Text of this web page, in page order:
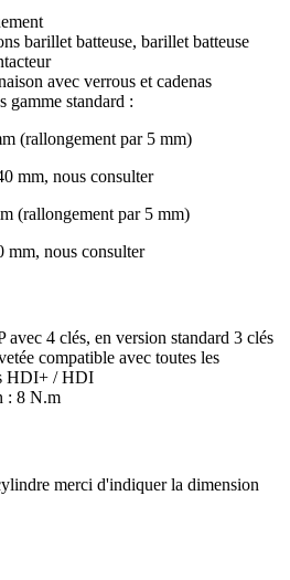
barillet batteuse, barillet batteuse
avec verrous et cadenas
gamme standard :
(rallongement par 5 mm)
mm, nous consulter
(rallongement par 5 mm)
mm, nous consulter
4 clés, en version standard 3 clés
compatible avec toutes les
HDI+ / HDI
: 8 N.m
merci d'indiquer la dimension